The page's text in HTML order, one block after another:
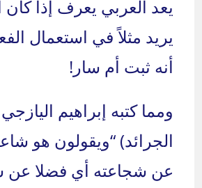
يعد العربي يعرف إذا
يريد مثلاً في استعمال
أنه ثبت أم سار!
ومما كتبه إبراهيم
الجرائد) “ويقولون هو
عن شجاعته أي فضلا عن